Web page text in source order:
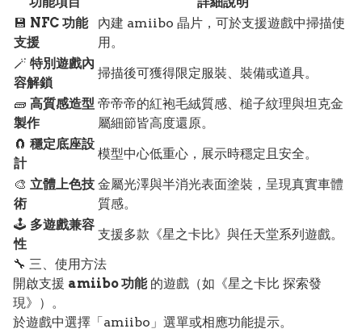
💾 NFC 功能
支援
內建 amiibo 晶片，可於支援遊戲中掃描使
用。
🪄 特別遊戲內
容解鎖
掃描後可獲得限定服裝、裝備或道具。
🧱 高質感造型
製作
帝帝帝的紅袍毛絨質感、槌子紋理與坦克金
屬細節皆高度還原。
🧲 穩定底座設
計
模型中心低重心，展示時穩定且安全。
🎨 立體上色技
術
金屬光澤與半消光表面塗裝，呈現真實車體
質感。
🕹️ 多遊戲兼容
性
支援多款《星之卡比》與任天堂系列遊戲。
🔧 三、使用方法
開啟支援 amiibo 功能的遊戲（如《星之卡比 探索發
現》）。
於遊戲中選擇「amiibo」選單或相應功能提示。